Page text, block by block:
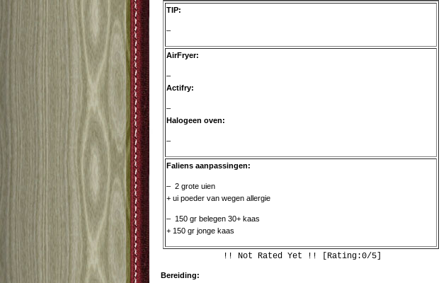
TIP:
–
AirFryer:
–
Actifry:
–
Halogeen oven:
–
Faliens aanpassingen:
– 2 grote uien
+ ui poeder van wegen allergie
– 150 gr belegen 30+ kaas
+ 150 gr jonge kaas
!! Not Rated Yet !! [Rating:0/5]
Bereiding: